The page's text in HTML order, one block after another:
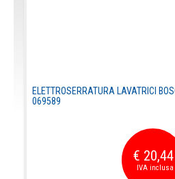
ELETTROSERRATURA LAVATRICI
069589
€ 20,44